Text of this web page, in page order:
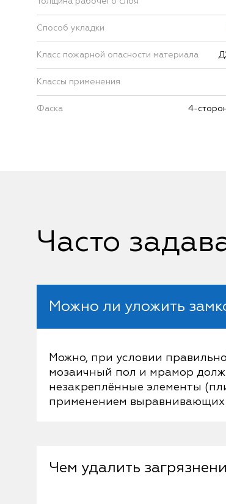
Способ укладки
Класс пожарной опасности материала
Классы применения
Фаска 4-
Часто
Можно ли уложить
Можно, при условии
мозаичный пол и мрамор
незакреплённые элементы
применением выравнивающих
Чем удалить